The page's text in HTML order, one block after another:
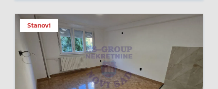
Stanovi